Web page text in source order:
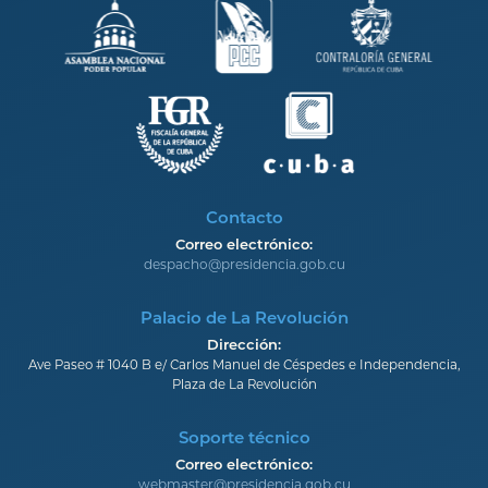
Contacto
Correo electrónico:
despacho@presidencia.gob.cu
Palacio de La Revolución
Dirección:
Ave Paseo # 1040 B e/ Carlos Manuel de Céspedes e Independencia,
Plaza de La Revolución
Soporte técnico
Correo electrónico:
webmaster@presidencia.gob.cu